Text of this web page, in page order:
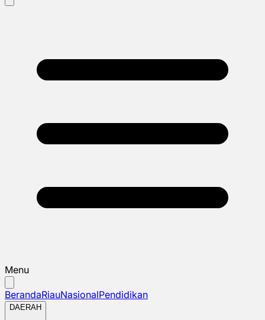
Menu
BerandaRiauNasionalPendidikan
DAERAH